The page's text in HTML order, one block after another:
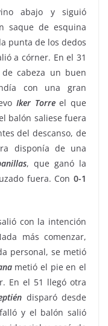
abajo y siguió
saque de esquina
punta de los dedos
a córner. En el 31
de cabeza un buen
con una gran
Iker Torreel que
balón saliese fuera
del descanso, de
disponía de una
, que ganó la
fuera. Con 0-1
con la intención
más comenzar,
personal, se metió
metió el pie en el
En el 51 llegó otra
disparó desde
y el balón salió